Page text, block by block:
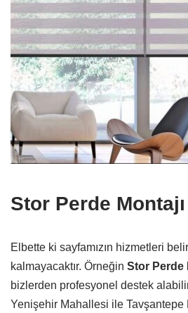
Stor Perde Montajı
Elbette ki sayfamızın hizmetleri
kalmayacaktır. Örneğin Stor Perde
bizlerden profesyonel destek
Yenişehir Mahallesi ile Tavşantepe